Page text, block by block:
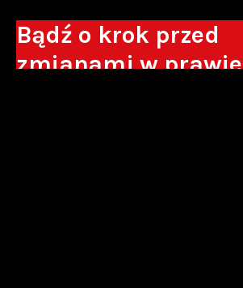
Bądź o krok przed
zmianami w prawie